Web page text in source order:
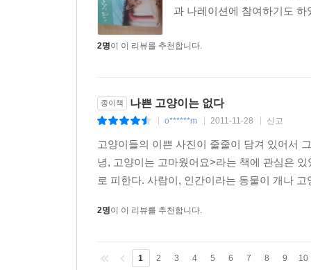
과 나레이션에 참여하기도
2명이 이 리뷰를 추천합니다.
종이책 나쁜 고양이는 없다
o******m 2011-11-28 신고
고양이들의 이쁜 사진이 줄줄이 담겨 있어서
녕, 고양이는 고마웠어요>라는 책에 관심은
로 피한다. 사람이, 인간이라는 동물이 개나
2명이 이 리뷰를 추천합니다.
1 2 3 4 5 6 7 8 9 10